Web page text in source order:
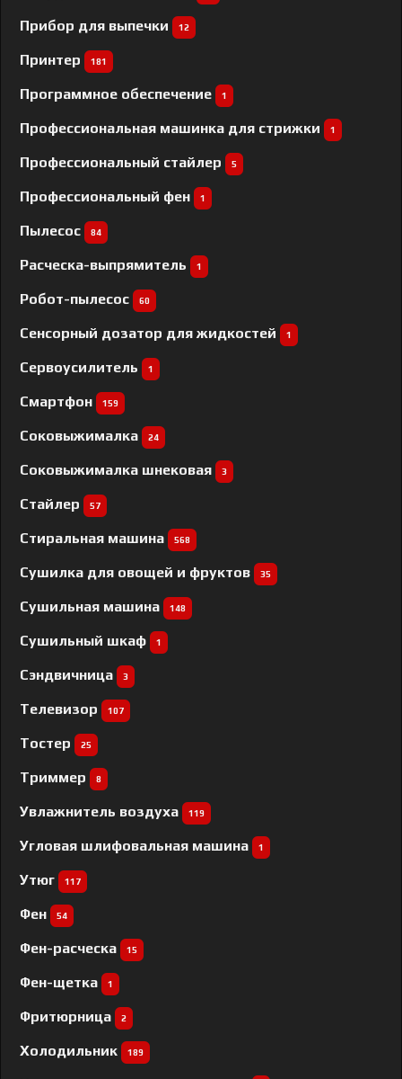
Прибор для выпечки 12
Принтер 181
Программное обеспечение 1
Профессиональная машинка для стрижки 1
Профессиональный cтайлер 5
Профессиональный фен 1
Пылесос 84
Расческа-выпрямитель 1
Робот-пылесос 60
Сенсорный дозатор для жидкостей 1
Сервоусилитель 1
Смартфон 159
Соковыжималка 24
Соковыжималка шнековая 3
Стайлер 57
Стиральная машина 568
Сушилка для овощей и фруктов 35
Сушильная машина 148
Сушильный шкаф 1
Сэндвичница 3
Телевизор 107
Тостер 25
Триммер 8
Увлажнитель воздуха 119
Угловая шлифовальная машина 1
Утюг 117
Фен 54
Фен-расческа 15
Фен-щетка 1
Фритюрница 2
Холодильник 189